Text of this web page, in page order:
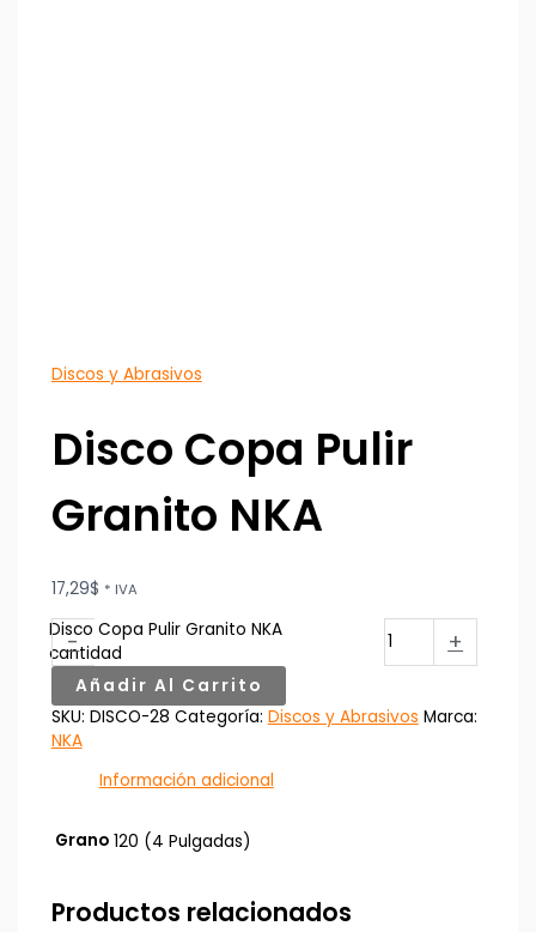
Discos y Abrasivos
Disco Copa Pulir
Granito NKA
17,29$ * IVA
-
Disco Copa Pulir Granito NKA
cantidad
+
Añadir Al Carrito
SKU: DISCO-28 Categoría: Discos y Abrasivos Marca:
NKA
Información adicional
Grano 120 (4 Pulgadas)
Productos relacionados